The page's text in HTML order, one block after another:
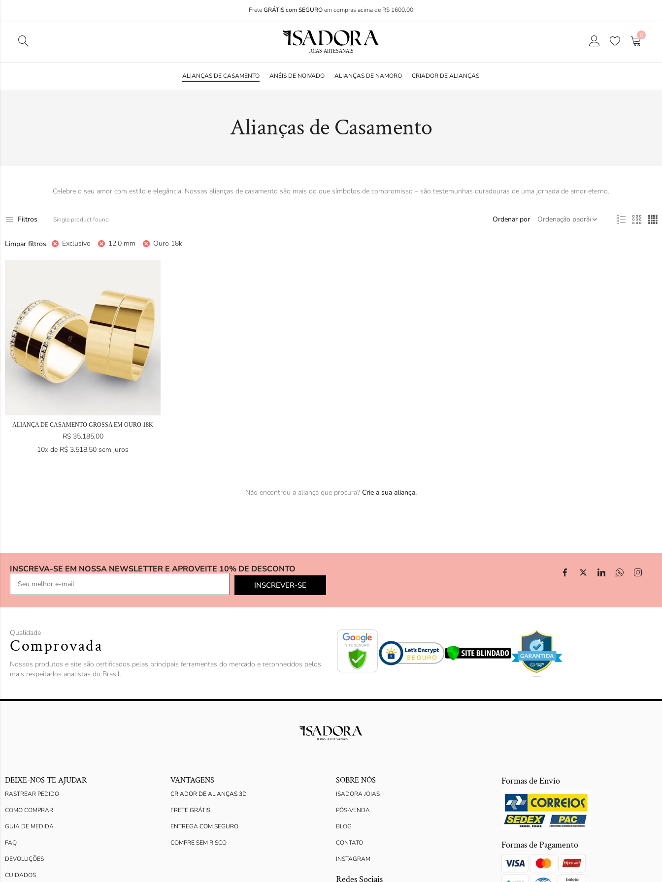
FreteGRÁTIS com SEGUROem compras acima de R$ 1600,00
0
ALIANÇAS DE CASAMENTO ANÉIS DE NOIVADO ALIANÇAS DE NAMORO CRIADOR DE ALIANÇAS
Alianças de Casamento
Celebre o seu amor com estilo e elegância. Nossas alianças de casamento são mais do que símbolos de compromisso – são testemunhas duradouras de uma jornada de amor eterno.
Filtros Single product found Ordenar por
Limpar filtros Exclusivo 12.0 mm Ouro 18k
ALIANÇA DE CASAMENTO GROSSA EM OURO 18K
R$35.185,00
10x de R$ 3.518,50 sem juros
Não encontrou a aliança que procura? Crie a sua aliança.
INSCREVA-SE EM NOSSA NEWSLETTER E APROVEITE 10% DE DESCONTO
INSCREVER-SE
Qualidade
Comprovada
Nossos produtos e site são certificados pelas principais ferramentas do mercado e reconhecidos pelos
mais respeitados analistas do Brasil.
DEIXE-NOS TE AJUDAR
RASTREAR PEDIDO
COMO COMPRAR
GUIA DE MEDIDA
FAQ
DEVOLUÇÕES
CUIDADOS
VANTAGENS
CRIADOR DE ALIANÇAS 3D
FRETE GRÁTIS
ENTREGA COM SEGURO
COMPRE SEM RISCO
SOBRE NÓS
ISADORA JOIAS
PÓS-VENDA
BLOG
CONTATO
INSTAGRAM
Redes Sociais
Formas de Envio
Formas de Pagamento